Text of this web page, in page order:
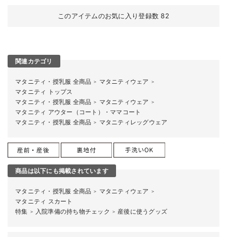
このアイテムのお気に入り登録数 82
関連カテゴリ
マタニティ・授乳服 全商品 ＞ マタニティウェア ＞
マタニティ トップス
マタニティ・授乳服 全商品 ＞ マタニティウェア ＞
マタニティ アウター（コート）・ママコート
マタニティ・授乳服 全商品 ＞ マタニティレッグウェア
商品は以下にも掲載されています
マタニティ・授乳服 全商品 ＞ マタニティウェア ＞
マタニティ スカート
特集 ＞ 入院準備の持ち物チェック ＞ 産後に使うグッズ